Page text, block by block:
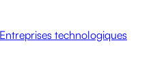
Entreprises technologiques